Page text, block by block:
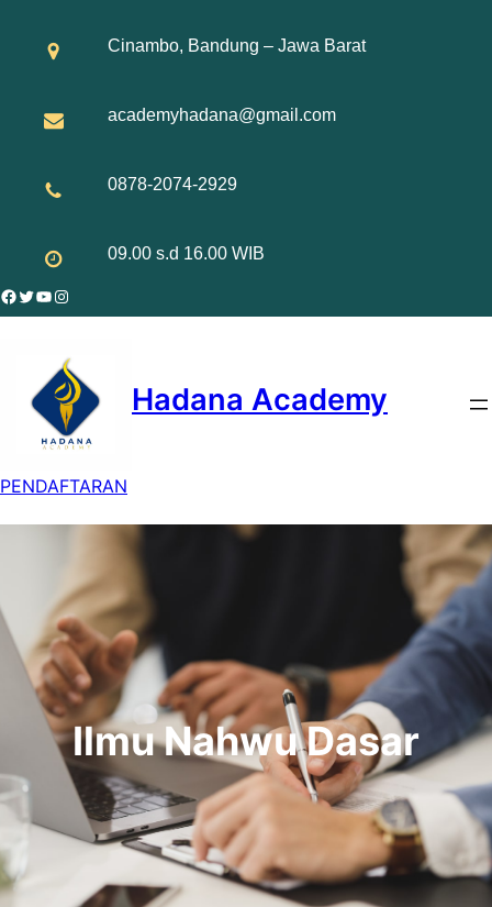
Cinambo, Bandung – Jawa Barat
academyhadana@gmail.com
0878-2074-2929
09.00 s.d 16.00 WIB
Facebook
Twitter
YouTube
Instagram
Hadana Academy
PENDAFTARAN
Ilmu Nahwu Dasar